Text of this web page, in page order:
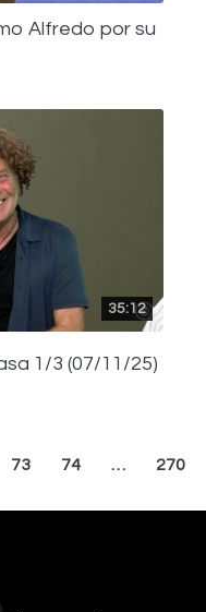
Alfredo por su
35:12
1/3 (07/11/25)
73 74 … 270